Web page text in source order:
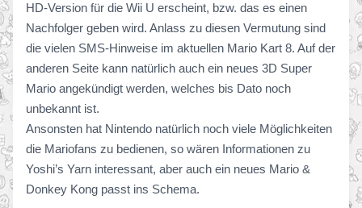
HD-Version für die Wii U erscheint, bzw. das es einen
Nachfolger geben wird. Anlass zu diesen Vermutung sind
die vielen SMS-Hinweise im aktuellen Mario Kart 8. Auf der
anderen Seite kann natürlich auch ein neues 3D Super
Mario angekündigt werden, welches bis Dato noch
unbekannt ist.
Ansonsten hat Nintendo natürlich noch viele Möglichkeiten
die Mariofans zu bedienen, so wären Informationen zu
Yoshi’s Yarn interessant, aber auch ein neues Mario &
Donkey Kong passt ins Schema.